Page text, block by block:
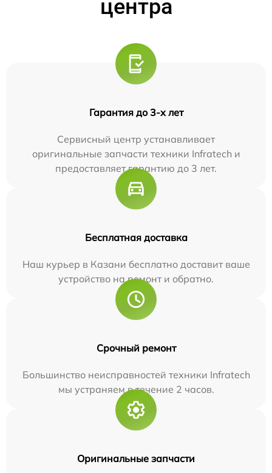
центра
Гарантия до 3-х лет
Сервисный центр устанавливает
оригинальные запчасти техники Infratech и
предоставляет гарантию до 3 лет.
Бесплатная доставка
Наш курьер в Казани бесплатно доставит ваше
устройство на ремонт и обратно.
Срочный ремонт
Большинство неисправностей техники Infratech
мы устраняем в течение 2 часов.
Оригинальные запчасти